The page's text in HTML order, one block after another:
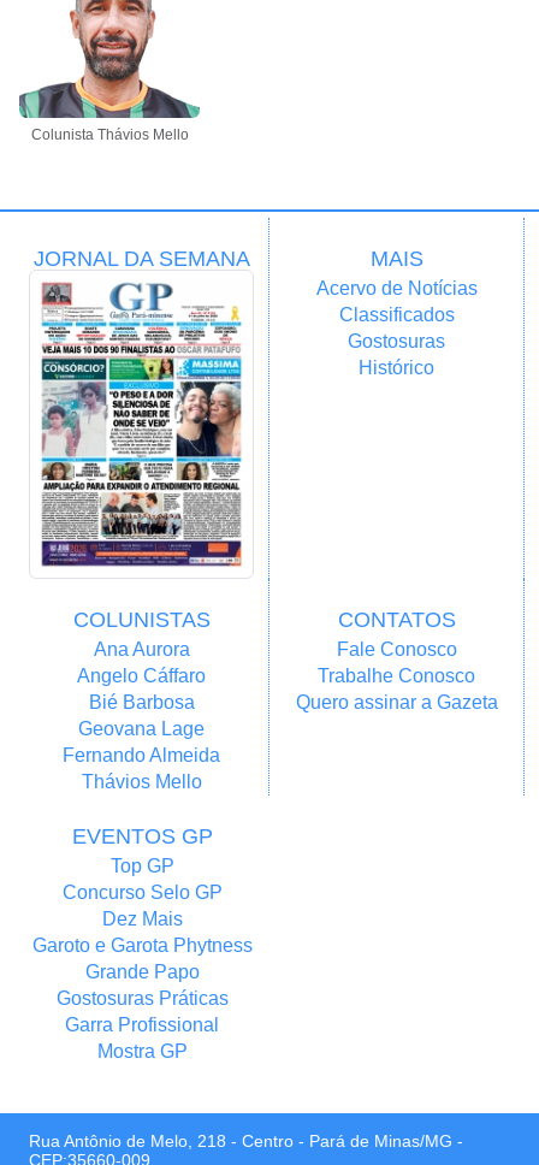
Colunista Thávios Mello
JORNAL DA SEMANA MAIS
Acervo de Notícias
Classificados
Gostosuras
Histórico
COLUNISTAS
Ana Aurora
Angelo Cáffaro
Bié Barbosa
Geovana Lage
Fernando Almeida
Thávios Mello
CONTATOS
Fale Conosco
Trabalhe Conosco
Quero assinar a Gazeta
EVENTOS GP
Top GP
Concurso Selo GP
Dez Mais
Garoto e Garota Phytness
Grande Papo
Gostosuras Práticas
Garra Profissional
Mostra GP
Rua Antônio de Melo, 218 - Centro - Pará de Minas/MG -
CEP:35660-009